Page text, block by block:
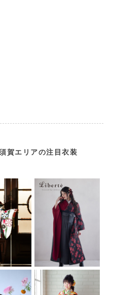
賀エリアの注目衣装